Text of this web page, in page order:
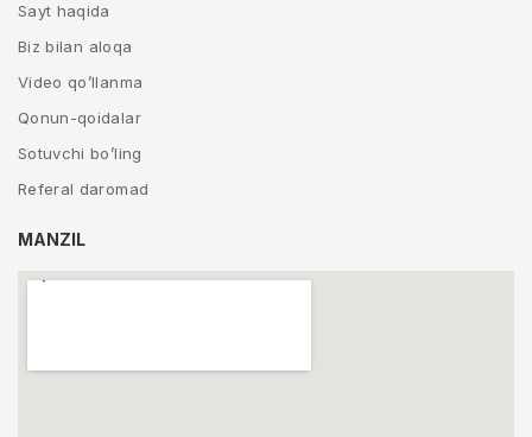
Sayt haqida
Biz bilan aloqa
Video qo’llanma
Qonun-qoidalar
Sotuvchi bo’ling
Referal daromad
MANZIL